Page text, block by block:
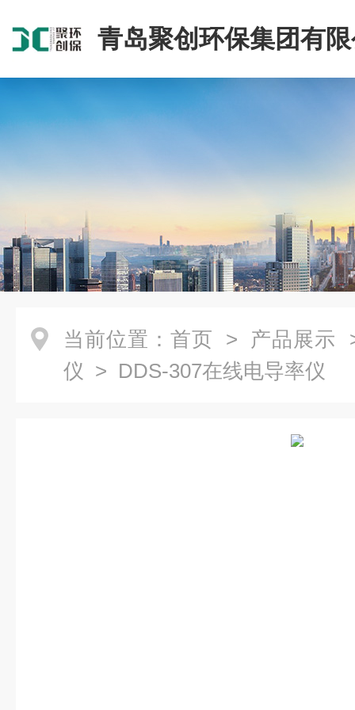
青岛聚创环保集团有
当前位置： 首页 > 产品展示
仪 > DDS-307在线电导率仪